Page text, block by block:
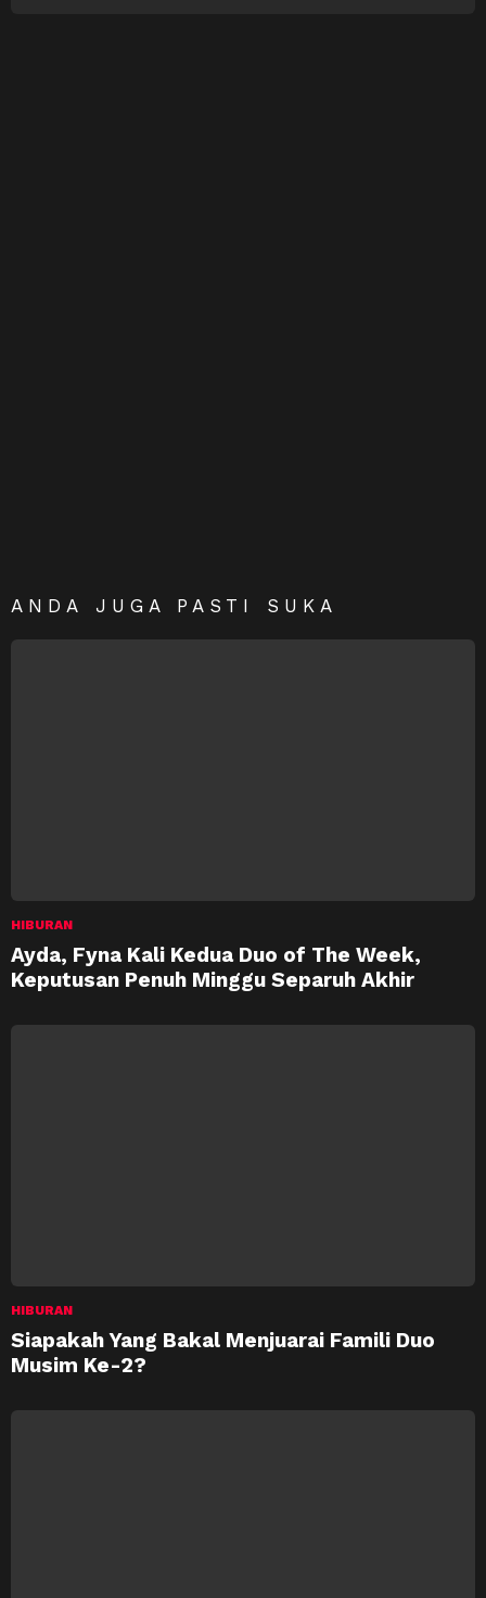
ANDA JUGA PASTI SUKA
HIBURAN
Ayda, Fyna Kali Kedua Duo of The Week,
Keputusan Penuh Minggu Separuh Akhir
HIBURAN
Siapakah Yang Bakal Menjuarai Famili Duo
Musim Ke-2?